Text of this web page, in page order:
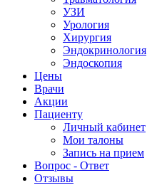
УЗИ
Урология
Хирургия
Эндокринология
Эндоскопия
Цены
Врачи
Акции
Пациенту
Личный кабинет
Мои талоны
Запись на прием
Вопрос - Ответ
Отзывы